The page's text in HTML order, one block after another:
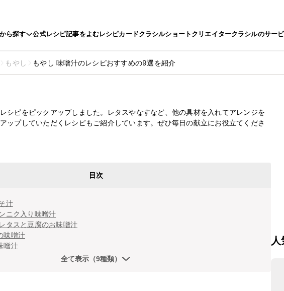
ら探す 公式レシピ記事をよむレシピカードクラシルショートクリエイタークラシルのサー
もやし もやし 味噌汁のレシピおすすめの9選を紹介
噌汁のレシピおすすめの9選を紹介
シピをピックアップしました。レタスやなすなど、他の具材を入れてアレンジを
ップしていただくレシピもご紹介しています。ぜひ毎日の献立にお役立てくださ
目次
汁
ニク入り味噌汁
タスと豆腐のお味噌汁
味噌汁
噌汁
全て表示（9種類）